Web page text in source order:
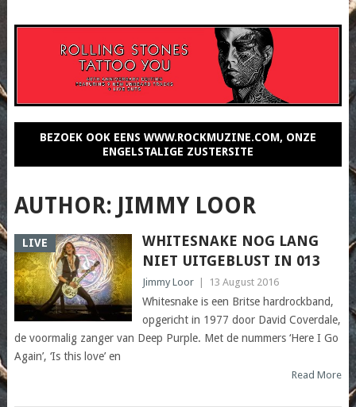
BEZOEK OOK EENS WWW.ROCKMUZINE.COM, ONZE
ENGELSTALIGE ZUSTERSITE
AUTHOR: JIMMY LOOR
LIVE
WHITESNAKE NOG LANG
NIET UITGEBLUST IN 013
Jimmy Loor 13 August 2016
Whitesnake is een Britse hardrockband,
opgericht in 1977 door David Coverdale,
de voormalig zanger van Deep Purple. Met de nummers ‘Here I Go
Again’, ‘Is this love’ en
Read More